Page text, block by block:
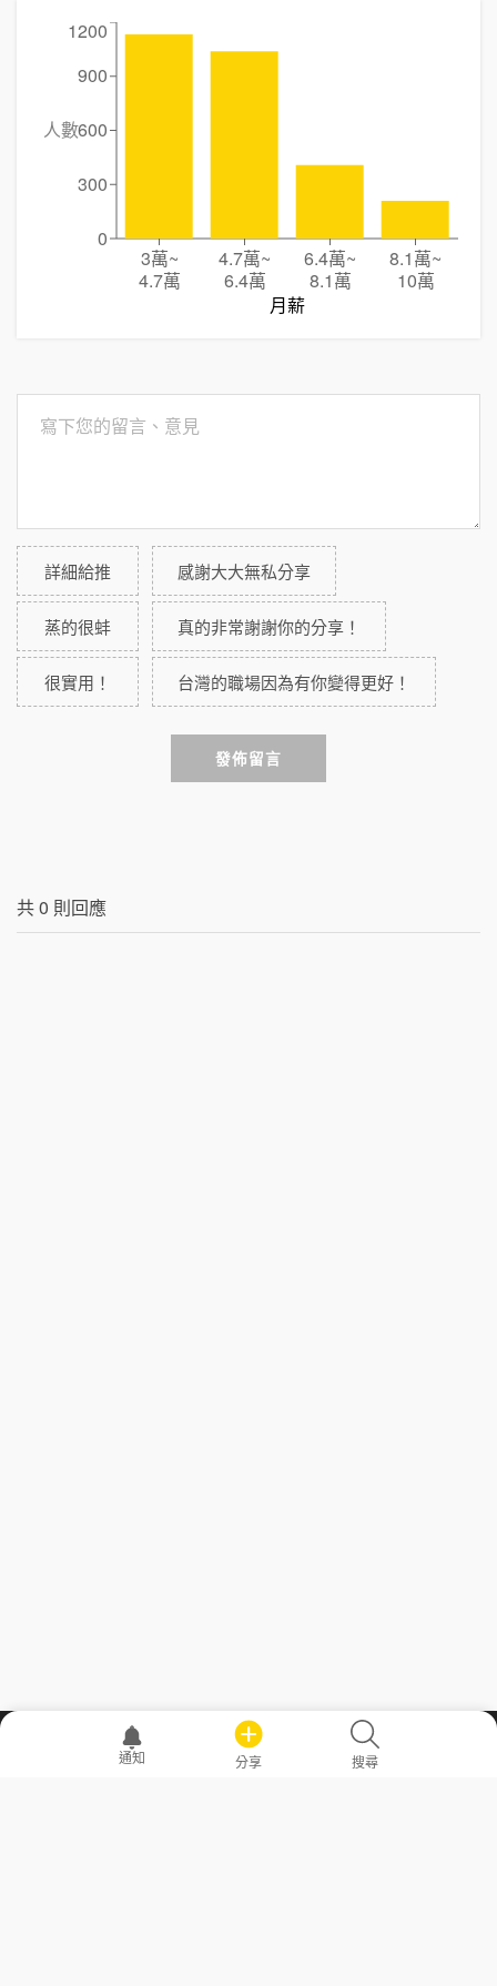
3萬~
4.7萬
4.7萬~
6.4萬
6.4萬~
8.1萬
8.1萬~
10萬
月薪
0
300
600
900
1200
人數
詳細給推 感謝大大無私分享
蒸的很蚌 真的非常謝謝你的分享！
很實用！ 台灣的職場因為有你變得更好！
發佈留言
共0 則回應
職場透明化運動
通知 分享 搜尋